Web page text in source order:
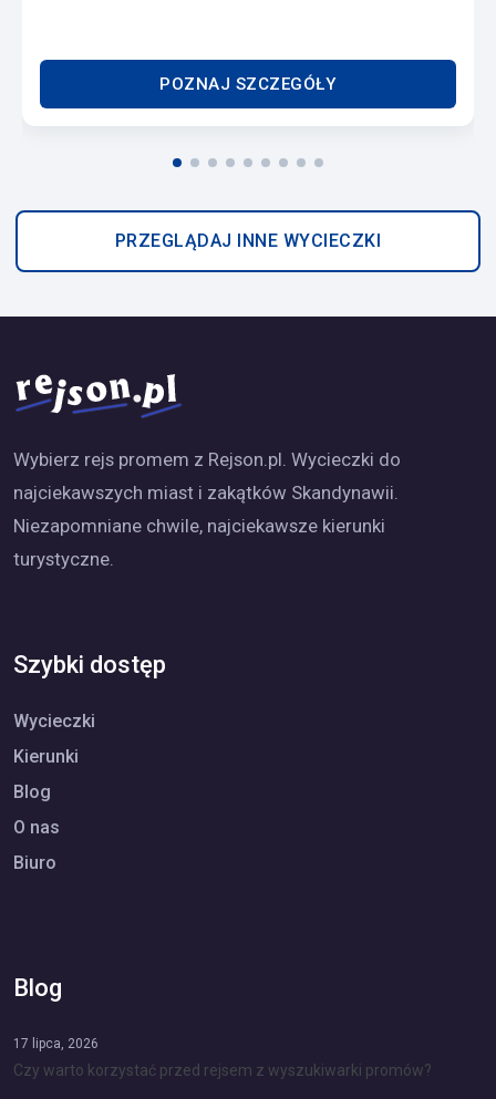
POZNAJ SZCZEGÓŁY
PRZEGLĄDAJ INNE WYCIECZKI
Wybierz rejs promem z Rejson.pl. Wycieczki do
najciekawszych miast i zakątków Skandynawii.
Niezapomniane chwile, najciekawsze kierunki
turystyczne.
Szybki dostęp
Wycieczki
Kierunki
Blog
O nas
Biuro
Blog
17 lipca, 2026
Czy warto korzystać przed rejsem z wyszukiwarki promów?